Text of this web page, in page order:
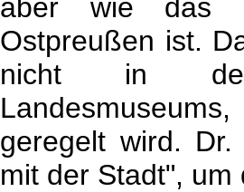
aber wie das
Ostpreußen ist.
nicht in den
geregelt wird.
mit der Stadt",